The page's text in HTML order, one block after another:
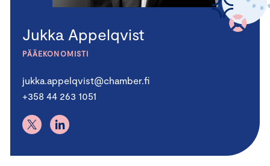
Jukka Appelqvist
PÄÄEKONOMISTI
jukka.appelqvist@chamber.fi
+358 44 263 1051